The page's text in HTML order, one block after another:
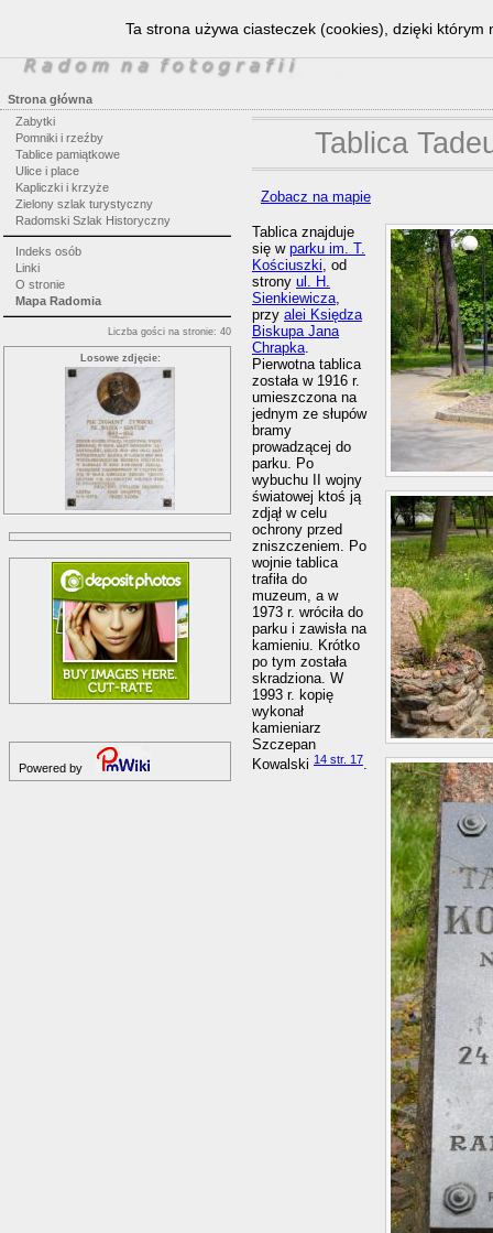
Strona główna
Zabytki
Pomniki i rzeźby
Tablice pamiątkowe
Ulice i place
Kapliczki i krzyże
Zielony szlak turystyczny
Radomski Szlak Historyczny
Indeks osób
Linki
O stronie
Mapa Radomia
Liczba gości na stronie: 40
Losowe zdjęcie:
Powered by
Tablica
Zobacz na mapie
Tablica znajduje
się w parku im. T.
Kościuszki, od
strony ul. H.
Sienkiewicza,
przy alei Księdza
Biskupa Jana
Chrapka.
Pierwotna tablica
została w 1916 r.
umieszczona na
jednym ze słupów
bramy
prowadzącej do
parku. Po
wybuchu II wojny
światowej ktoś ją
zdjął w celu
ochrony przed
zniszczeniem. Po
wojnie tablica
trafiła do
muzeum, a w
1973 r. wróciła do
parku i zawisła na
kamieniu. Krótko
po tym została
skradziona. W
1993 r. kopię
wykonał
kamieniarz
Szczepan
Kowalski 14 str. 17.
Ta strona używa ciasteczek (cookies), dzięki którym